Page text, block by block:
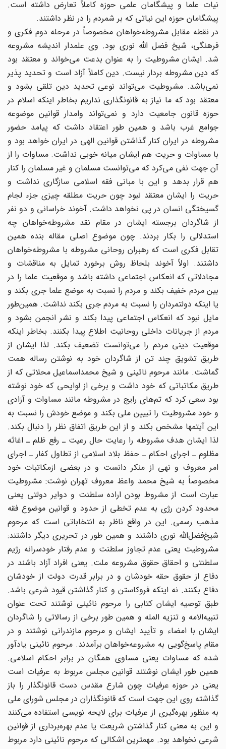
نیات علما و پیشگامان علمی حوزه کاملاً تعارض داشته است.
پیشگامان حوزه این نیاتی که بر شمردم را در نظر داشتند.
در نقطه مقابل مشروطه‌خواهان مخصوصاً در مرحله دوم فکری و
فرهنگی، شیخ فضل‌ الله نوری بود. وی علمدار اندیشه مشروعه
شد. ایشان مشروطیت را به عنوان بدعت می‌خواند و معتقد بود
که دین مشروطه بردار نیست. دین کاملاً آزاد است و تحدید پذیر
نمی‌باشد. مشروطیت می‌تواند نوعی تحدید دین تلقی بشود و
معتقد بود که ما نیاز به قانونگذاری نداریم بخاطر اینکه اسلام در
حوزه قانون جامعیت دارد و نمی‌تواند وامدار قوانین موضوعه
جوامع غرب باشد و همین طور اعتقاد داشت که پیامد حضور
مشروطه در ایران کنار گذاشتن قوانین الهی در ایران خواهد بود و
با مساوات و حریت هم ایشان میانه خوبی نداشت. مساوات را از
آن جهت نفی می‌کرد که می‌توانست مسلمان و غیر مسلمان را کنار
هم قرار بدهد و این با مبانی فقه اسلامی سازگاری نداشت و
حریت را ایشان معتقد نبود چون حریت مطلقه چیزی جزء لجام
گسیختگی انسان در پی نخواهد داشت. آخوند خراسانی و دو نفر
از شاگردان برجسته ایشان در مقام نقد مشروطه‌خواهان چه
استدلالی را بکار بردند. چون موضوع اصلی مقاله بنده همین
تقابل فکری است که رهبران روحانی مشروطه با مشروطه‌‌خواهان
داشتند. اولاً آخوند بلحاظ روش برخورد تمایل به مناقشات و
مجادلاتی که انعکاس اجتماعی داشته باشد و موقعیت علما را در
بین مردم خفیف بکند و مردم را نسبت به موضع علما جری بکند و
یا اینکه دولتمردان را نسبت به مردم جری بکند نداشت. همین‌طور
مایل نبود که انعکاس اجتماعی پیدا بکند و نشر انجمن بشود و
مردم از جریانات داخلی روحانیت اطلاع پیدا بکنند. بخاطر اینکه
موقعیت دینی مردم را می‌توانست تضعیف بکند. لذا ایشان از
طریق تشویق چند تن از شاگردان خود به نوشتن رساله همت
گماشت. مانند مرحوم نائینی و شیخ محمد‌اسماعیل محلاتی که از
طریق مکاتباتی که خود داشت و برخی از لوایحی که خود نوشته
بود سعی کرد که تم‌های رایج در مشروطه مانند مساوات و ‌آزادی
و خود مشروطیت را تبیین ملی بکند و موضع خودش را نسبت به
این آیتمها مشخص بکند و از این طریق اتفاق نظر را دنبال بکند.
لذا ایشان هدف مشروطه را رعایت حال رعیت ـ رفع ظلم ـ اغاثه
مظلوم ـ اجرای احکام ـ حفظ بلاد اسلامی از تطاول کفار ـ اجرای
امر معروف و نهی از منکر دانست و در بعضی ازمکاتبات خود
مخصوصاً به شیخ محمد ‌واعظ معروف تهران نوشت: مشروطیت
عبارت است از مشروط بودن اراده سلطنت و دوایر دولتی یعنی
محدود کردن رژی به عدم تخطی از حدود و قوانین موضوع فقه
مذهب رسمی. این در واقع ناظر به انتخاباتی است که مرحوم
شیخ‌فضل‌الله نوری داشتند و همین طور در تحریری دیگر داشتند:
مشروطیت یعنی عدم تجاوز سلطنت و عدم رفتار خودسرانه رژیم
سلطنتی و احقاق حقوق مشروعه ملت. یعنی افراد آزاد باشند در
دفاع از حقوق حقه خودشان و در برابر قدرت دولت از خودشان
دفاع بکنند. نه اینکه فروکاستن و کنار گذاشتن قیود شرعی باشد.
طبق توصیه ایشان کتابی را مرحوم نائینی نوشتند تحت عنوان
تنبیه‌الامه و تنزیه المله و همین طور برخی از رسالاتی را شاگردان
ایشان با امضاء و تأیید ایشان و مرحوم مازندرانی نوشتند و در
مقام پاسخ‌گویی به مشروعه‌خواهان برآمدند. مرحوم نائینی یادآور
شده که مساوات یعنی مساوی همگان در برابر احکام اسلامی.
همین طور ایشان نوشتند قوانین مجلس مربوط به عرفیات است
یعنی در حوزه عرفیات چون شارع مقدس دست قانونگذار را باز
گذاشته روی این جهت است که قانونگذاران در مجلس شورای ملی
به منظور بهره‌گیری از عرفیات برای لایحه نویسی استفاده می‌کنند
و این به معنی کنار گذاشتن شریعت یا عدم بهره‌برداری از قوانین
شرعی نخواهد بود. مهمترین اشکالی که مرحوم نائینی دارد مربوط